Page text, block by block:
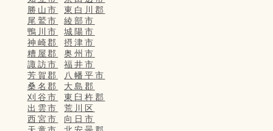
勝山市
東白川郡
尾鷲市
綾部市
鴨川市
城陽市
神崎郡
摂津市
糟屋郡
奥州市
諏訪市
福井市
芳賀郡
八幡平市
桑名郡
大島郡
刈谷市
東臼杵郡
出雲市
荒川区
西宮市
向日市